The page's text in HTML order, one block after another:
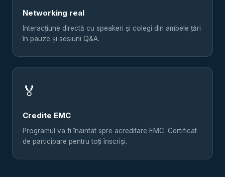
Networking real
Interacțiune directă cu speakeri și colegi din ambele țări
în pauze și sesiuni Q&A.
🏅
Credite EMC
Programul va fi înaintat spre acreditare EMC. Certificat
de participare pentru toți înscriși.